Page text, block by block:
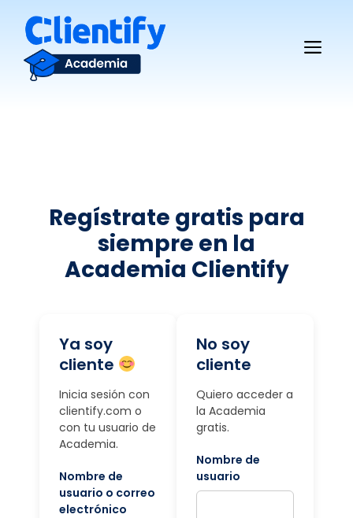
contenido
Regístrate gratis para
siempre en la
Academia Clientify
Ya soy
cliente
Inicia sesión con
clientify.com o
con tu usuario de
Academia.
Nombre de
usuario o correo
electrónico
No soy
cliente
Quiero acceder a
la Academia
gratis.
Nombre de
usuario